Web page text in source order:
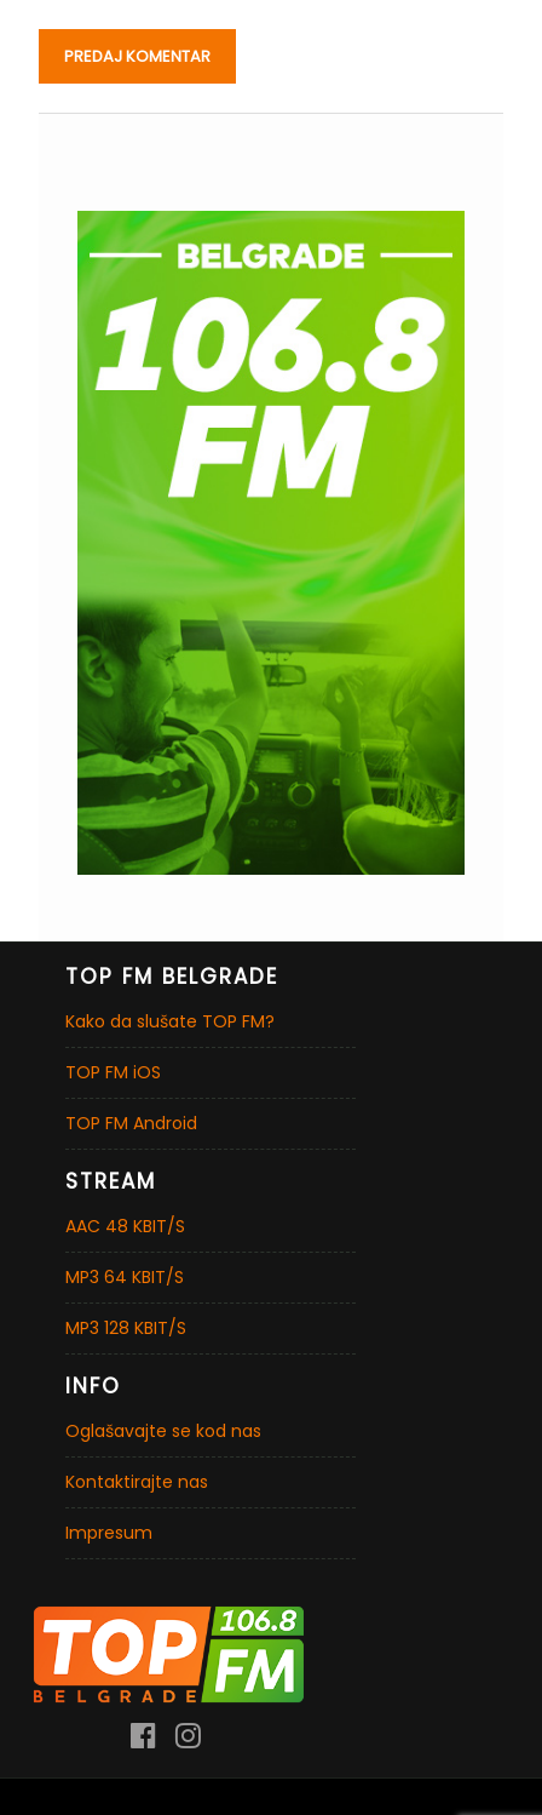
TOP FM BELGRADE
Kako da slušate TOP FM?
TOP FM iOS
TOP FM Android
STREAM
AAC 48 KBIT/S
MP3 64 KBIT/S
MP3 128 KBIT/S
INFO
Oglašavajte se kod nas
Kontaktirajte nas
Impresum